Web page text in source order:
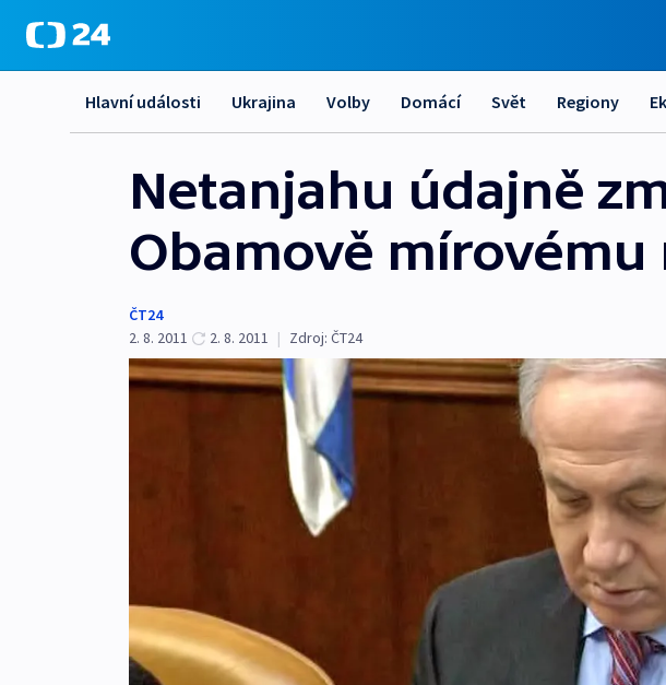
Hlavní události Ukrajina Volby Domácí Svět Regiony
Netanjahu údajně
Obamově mírovému
ČT24
2. 8. 2011
2. 8. 2011 | Zdroj: ČT24